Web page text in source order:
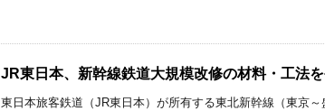
JR東日本、新幹線鉄道大規模改修の材料・工法を
東日本旅客鉄道（JR東日本）が所有する東北新幹線（東京